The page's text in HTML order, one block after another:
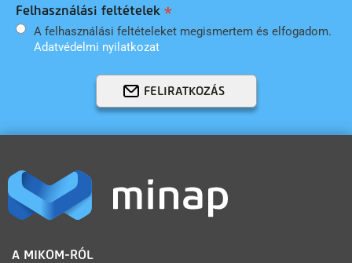
Felhasználási feltételek
A felhasználási feltételeket megismertem és elfogadom.
Adatvédelmi nyilatkozat
FELIRATKOZÁS
LÁBLÉC
A MIKOM-RÓL